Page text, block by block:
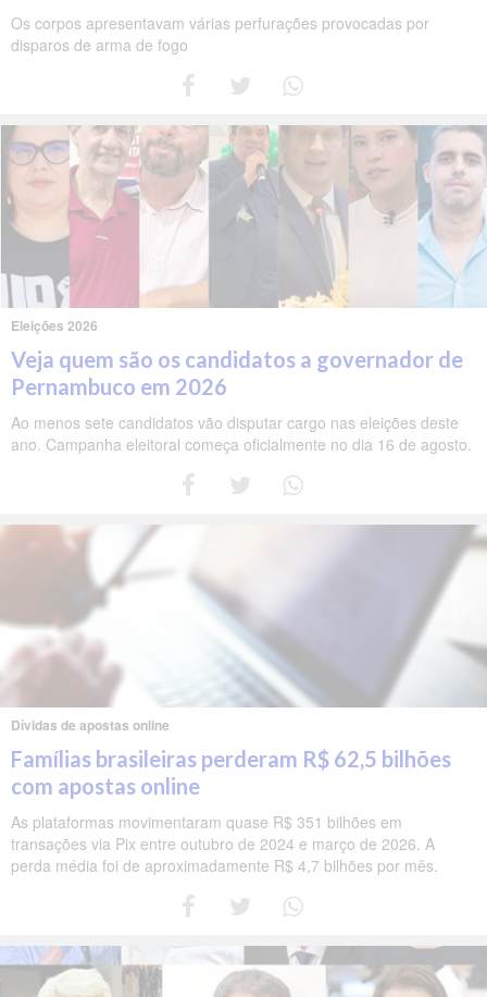
Os corpos apresentavam várias perfurações provocadas por
disparos de arma de fogo
Eleições 2026
Veja quem são os candidatos a governador de
Pernambuco em 2026
Ao menos sete candidatos vão disputar cargo nas eleições deste
ano. Campanha eleitoral começa oficialmente no dia 16 de agosto.
Dívidas de apostas online
Famílias brasileiras perderam R$ 62,5 bilhões
com apostas online
As plataformas movimentaram quase R$ 351 bilhões em
transações via Pix entre outubro de 2024 e março de 2026. A
perda média foi de aproximadamente R$ 4,7 bilhões por mês.